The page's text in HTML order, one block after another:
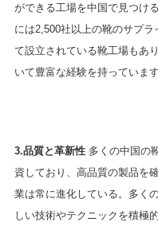
ができる工場を中国で見つけ
には2,500社以上の靴のサプ
て設立されている靴工場もあ
いて豊富な経験を持っています
3.品質と革新性 多くの中国の
資しており、高品質の製品を
業は常に進化している。多く
しい技術やテクニックを積極